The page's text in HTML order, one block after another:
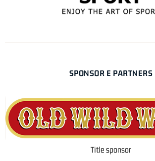
SPONSOR E PARTNERS
Title sponsor